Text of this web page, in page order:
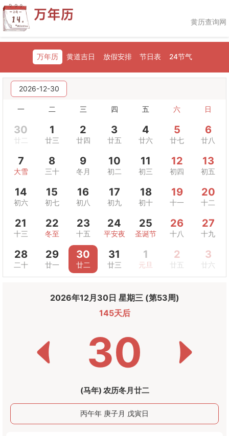
黄历查询网
万年历 黄道吉日 放假安排 节日表 24节气
2026-12-30
一 二 三 四 五 六 日
30 1
廿三
2
廿四
3
廿五
4
廿六
5
廿七
6
廿八
7
大雪
8
三十
9
冬月
10
初二
11
初三
12
初四
13
初五
14
初六
15
初七
16
初八
17
初九
18
初十
19
十一
20
十二
21
十三
22
冬至
23
十五
24
平安夜
25
圣诞节
26
十八
27
十九
28
二十
29
廿一
30
廿二
31
廿三
1
元旦
2
廿五
3
廿六
2026年12月30日 星期三 (第53周)
145天后
30
(马年) 农历冬月廿二
丙午年 庚子月 戊寅日